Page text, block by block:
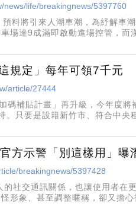
news/life/breakingnews/5397760
料將引來人潮車潮，為紓解車
場達9成滿即啟動進場控管，而
規定」每年可領7千元
article/27444
碼補貼計畫」再升級，今年度將
只要是設籍新竹市、符合中央
方示警「別這樣用」曝
breakingnews/5397428
社交通訊關係，也讓使用者在
形象、甚至調整暱稱，卻又擔心